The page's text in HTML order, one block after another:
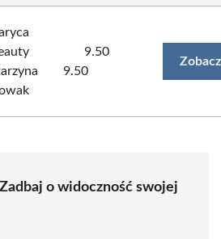
9.50
9.50
o widoczność swojej